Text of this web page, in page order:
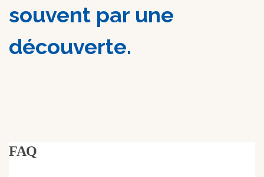
souvent par une
découverte.
FAQ